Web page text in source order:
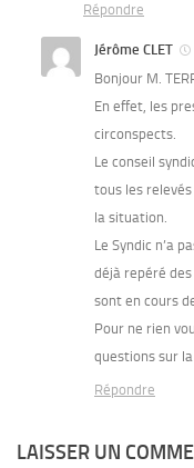
Répondre
Jérôme CLET
Bonjour M.
En effet, les
circonspects.
Le conseil
tous les
la situation.
Le Syndic n’a
déjà repéré
sont en cours
Pour ne rien
questions sur
Répondre
LAISSER UN